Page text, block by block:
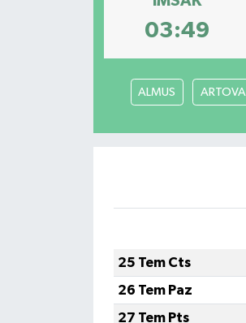
03:49
ALMUS ARTOVA
25 Tem Cts
26 Tem Paz
27 Tem Pts